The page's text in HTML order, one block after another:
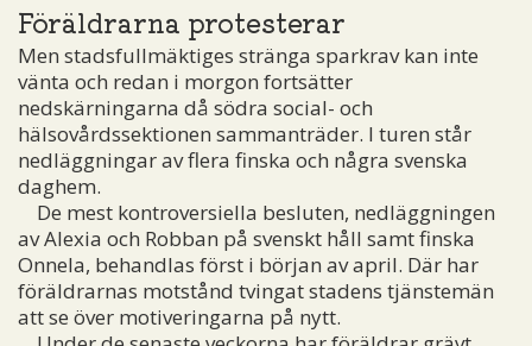
Föräldrarna protesterar
Men stadsfullmäktiges stränga sparkrav kan inte
vänta och redan i morgon fortsätter
nedskärningarna då södra social- och
hälsovårdssektionen sammanträder. I turen står
nedläggningar av flera finska och några svenska
daghem.
De mest kontroversiella besluten, nedläggningen
av Alexia och Robban på svenskt håll samt finska
Onnela, behandlas först i början av april. Där har
föräldrarnas motstånd tvingat stadens tjänstemän
att se över motiveringarna på nytt.